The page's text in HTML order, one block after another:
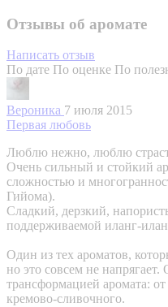
Отзывы об аромате
Написать отзыв
По дате По оценке По
Вероника 7 июля 2015
Первая любовь
Люблю нежно, люблю
Очень сильный и стойкий
сложностью и
Гийома).
Сладкий, дерзкий,
поддерживаемой иланг-
Один из тех ароматов,
но это совсем не
трансформацией аромата:
кремово-сливочного.